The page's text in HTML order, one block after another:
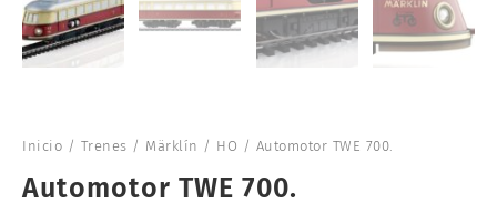
Inicio / Trenes / Märklín / HO / Automotor TWE 700.
Automotor TWE 700.